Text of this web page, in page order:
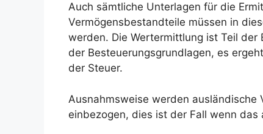
Auch sämtliche Unterlagen für die
Vermögensbestandteile müssen in
werden. Die Wertermittlung ist Teil
der Besteuerungsgrundlagen, es
der Steuer.
Ausnahmsweise werden ausländische
einbezogen, dies ist der Fall wenn das